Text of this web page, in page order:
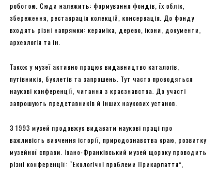
роботою. Сюди належить: формування фондів, їх облік,
збереження, реставрація колекцій, консервація. До фонду
входять різні напрямки: кераміка, дерево, ікони, документи,
археологія та ін.
Також у музеї активно працює видавництво каталогів,
путівників, буклетів та запрошень. Тут часто проводяться
наукові конференції, читання з краєзнавства. До участі
запрошують представників й інших наукових установ.
З 1993 музей продовжує видавати наукові праці про
важливість вивчення історії, природознавства краю, розвитку
музейної справи. Івано-Франківський музей щороку проводить
різні конференції: “Екологічні проблеми Прикарпаття”,